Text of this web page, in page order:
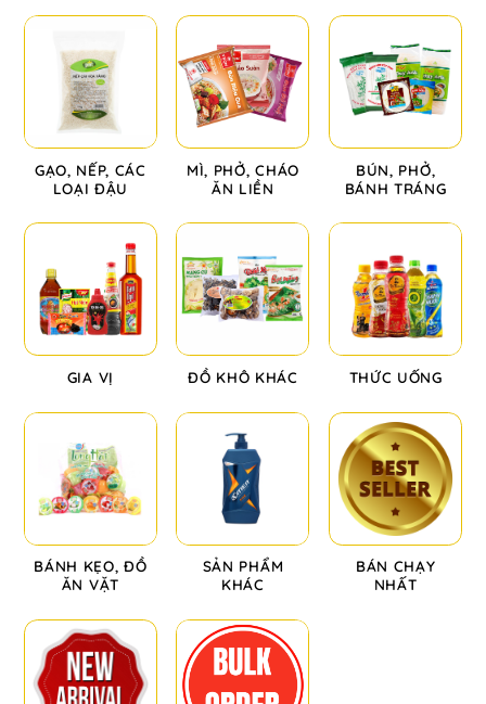
GẠO, NẾP, CÁC
LOẠI ĐẬU
MÌ, PHỞ, CHÁO
ĂN LIỀN
BÚN, PHỞ,
BÁNH TRÁNG
GIA VỊ ĐỒ KHÔ KHÁC THỨC UỐNG
BÁNH KẸO, ĐỒ
ĂN VẶT
SẢN PHẨM
KHÁC
BÁN CHẠY
NHẤT